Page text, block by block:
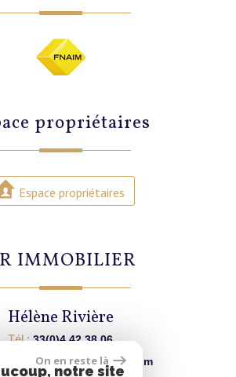
propriétaires
Espace propriétaires
HR IMMOBILIER
Hélène Rivière
Tél :33(0)4 42 38 06
agence@hrimmobilier.com
On en reste là
notre site